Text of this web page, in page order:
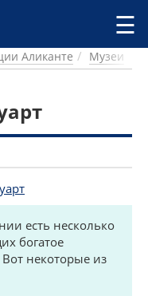
☰
Аликанте Музеи
есть несколько
богатое
некоторые из